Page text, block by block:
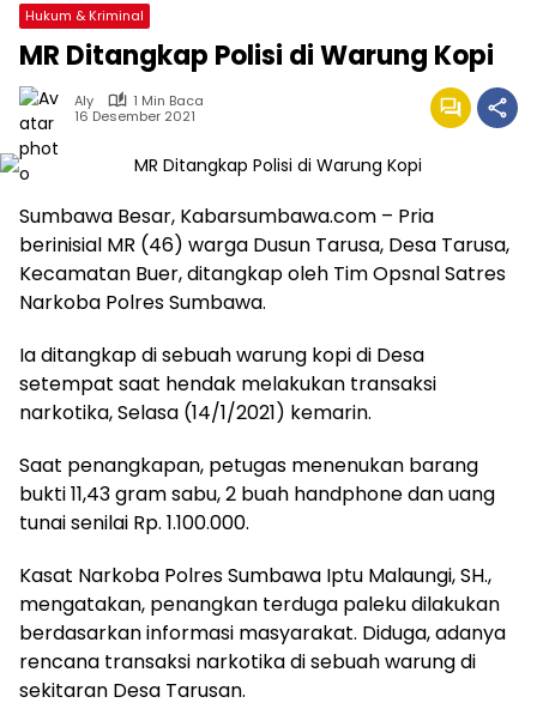
Hukum & Kriminal
MR Ditangkap Polisi di Warung Kopi
Aly
1 Min Baca
16 Desember 2021
Sumbawa Besar, Kabarsumbawa.com – Pria
berinisial MR (46) warga Dusun Tarusa, Desa Tarusa,
Kecamatan Buer, ditangkap oleh Tim Opsnal Satres
Narkoba Polres Sumbawa.
Ia ditangkap di sebuah warung kopi di Desa
setempat saat hendak melakukan transaksi
narkotika, Selasa (14/1/2021) kemarin.
Saat penangkapan, petugas menenukan barang
bukti 11,43 gram sabu, 2 buah handphone dan uang
tunai senilai Rp. 1.100.000.
Kasat Narkoba Polres Sumbawa Iptu Malaungi, SH.,
mengatakan, penangkan terduga paleku dilakukan
berdasarkan informasi masyarakat. Diduga, adanya
rencana transaksi narkotika di sebuah warung di
sekitaran Desa Tarusan.